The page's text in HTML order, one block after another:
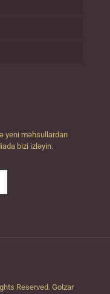
yeni məhsullardan
bizi izləyin.
Reserved. Golzar